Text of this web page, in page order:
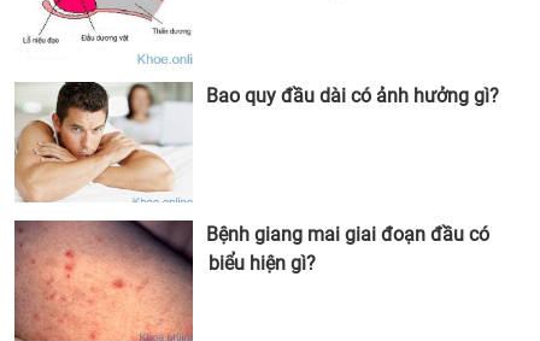
Bao quy đầu dài có ảnh hưởng gì?
Bệnh giang mai giai đoạn đầu có
biểu hiện gì?